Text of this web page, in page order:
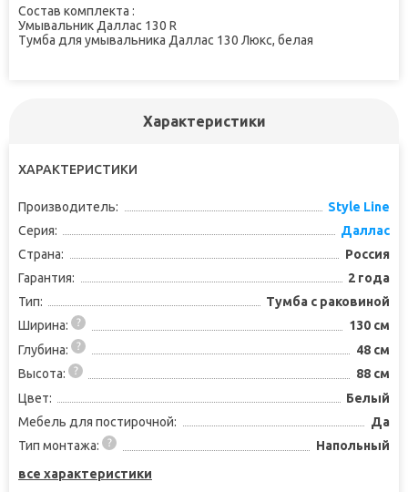
Состав комплекта :
Умывальник Даллас 130 R
Тумба для умывальника Даллас 130 Люкс, белая
Характеристики
ХАРАКТЕРИСТИКИ
Производитель:
Style Line
Серия:
Даллас
Страна:
Россия
Гарантия:
2 года
Тип:
Тумба с раковиной
Ширина:
130 см
Глубина:
48 см
Высота:
88 см
Цвет:
Белый
Мебель для постирочной:
Да
Тип монтажа:
Напольный
все характеристики